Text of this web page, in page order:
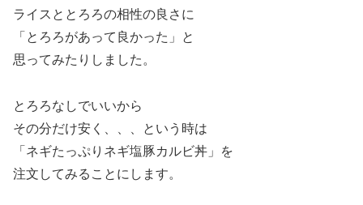
ライスととろろの相性の良さに
「とろろがあって良かった」と
思ってみたりしました。
とろろなしでいいから
その分だけ安く、、、という時は
「ネギたっぷりネギ塩豚カルビ丼」を
注文してみることにします。